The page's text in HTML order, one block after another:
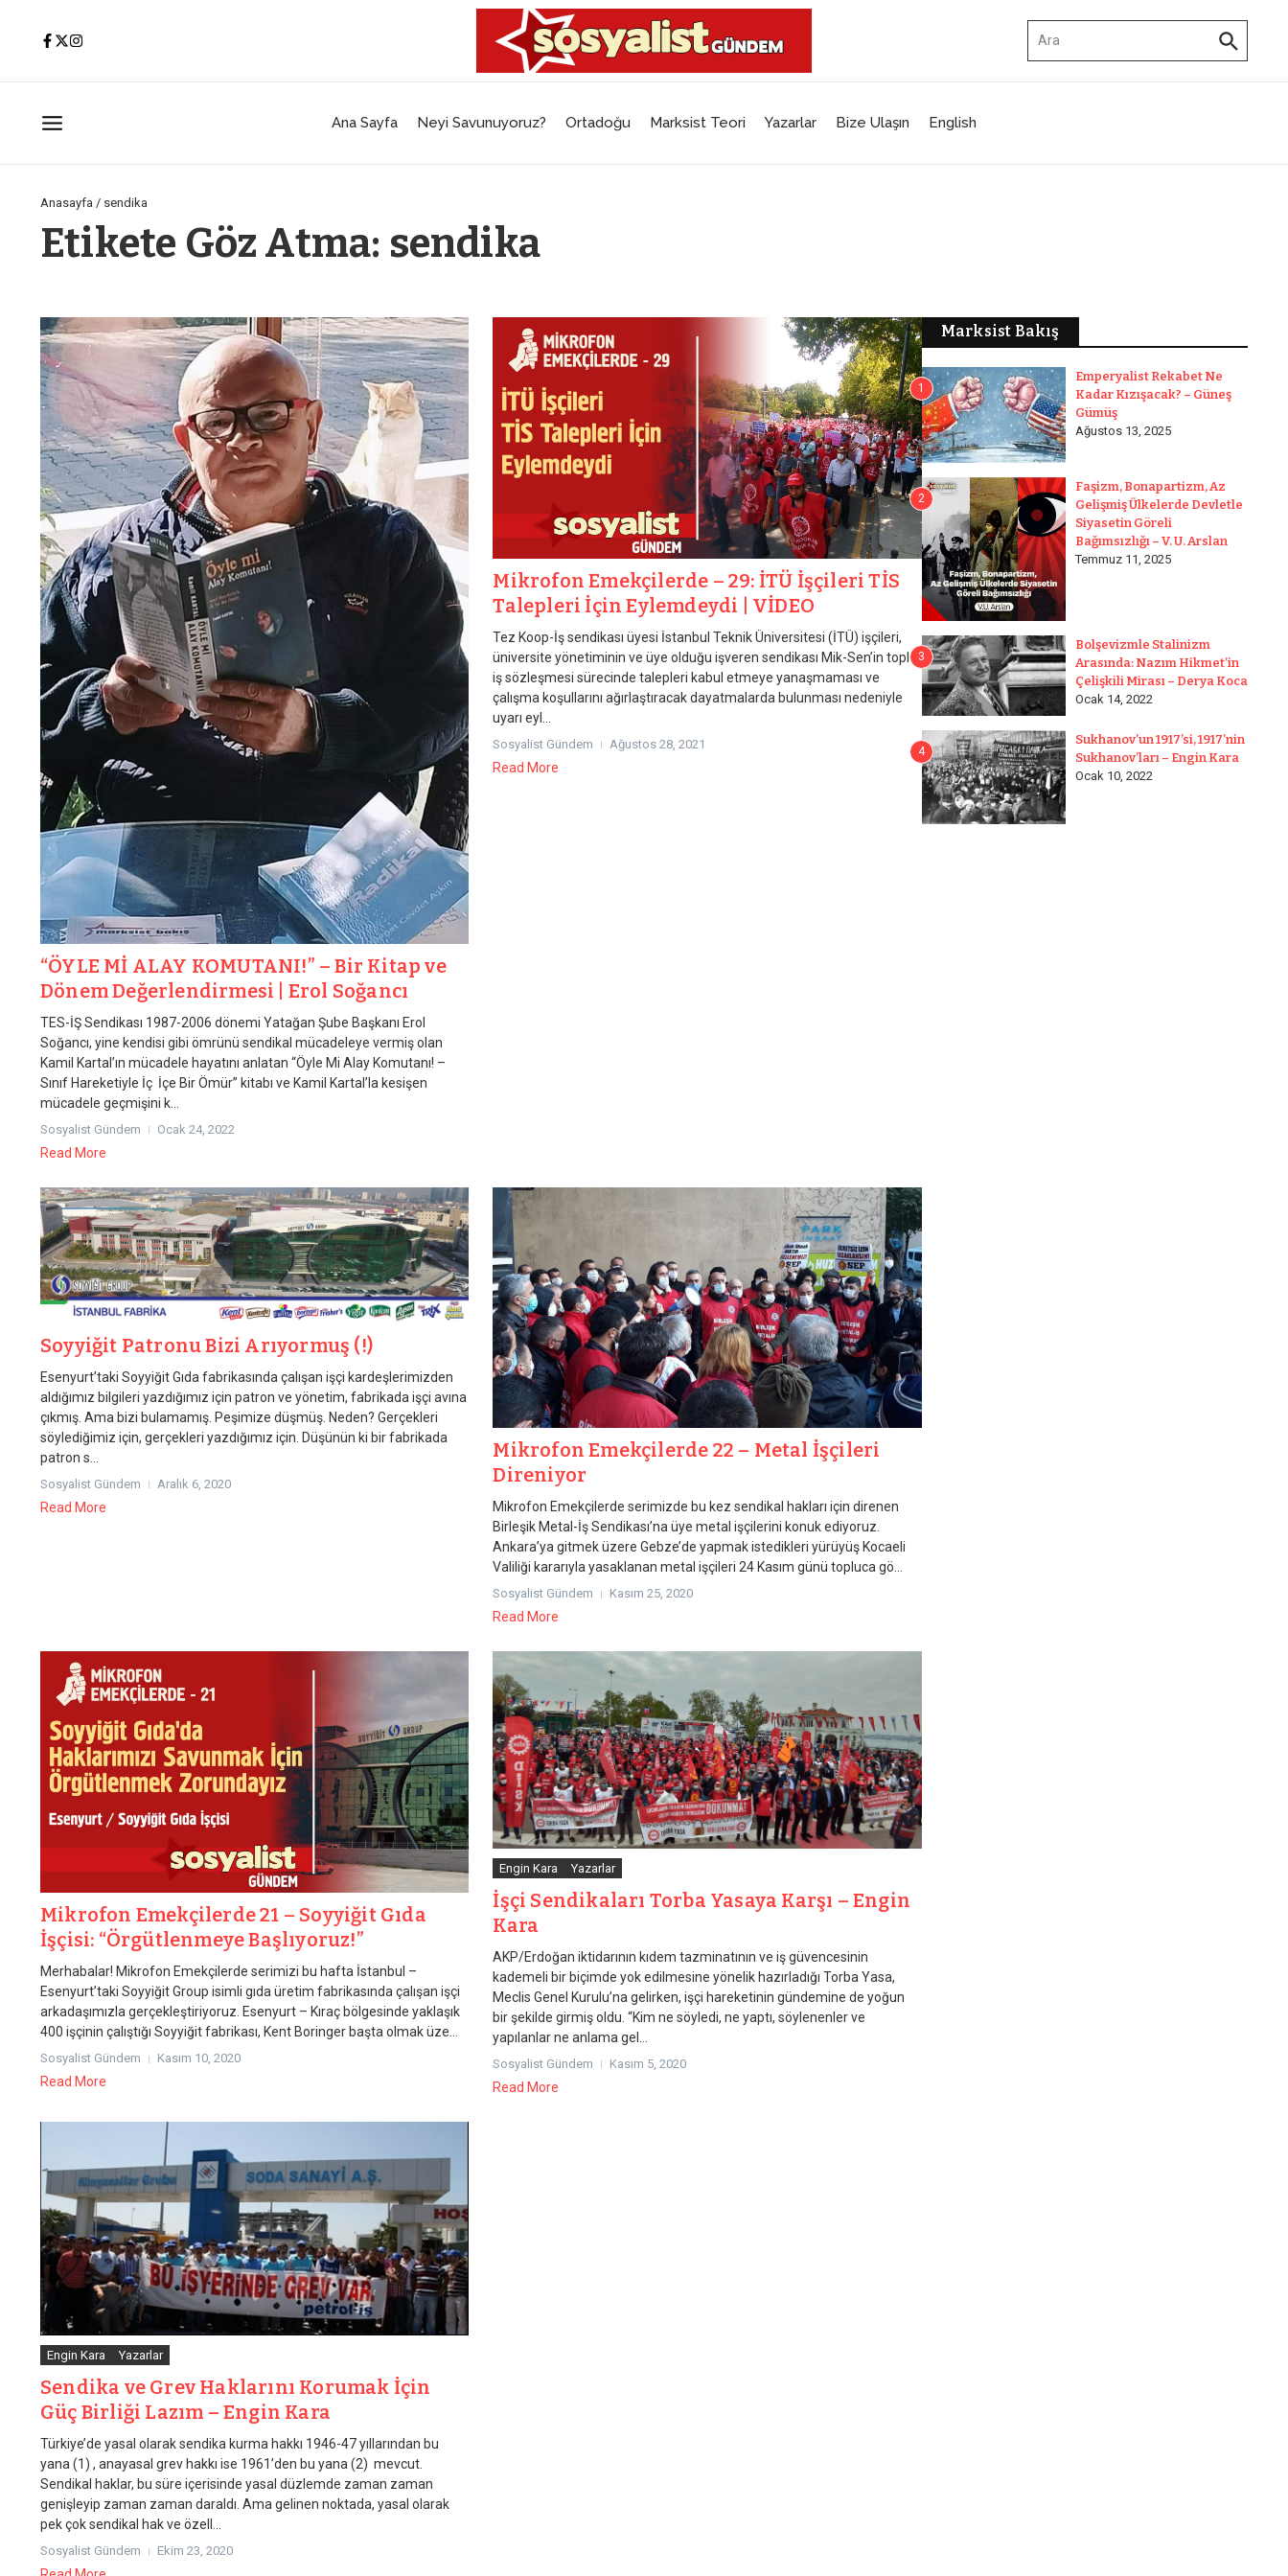
Ana Sayfa Neyi Savunuyoruz? Ortadoğu Marksist Teori Yazarlar Bize Ulaşın English
Anasayfa / sendika
Etikete Göz Atma: sendika
“ÖYLE Mİ ALAY KOMUTANI!” – Bir Kitap ve
Dönem Değerlendirmesi | Erol Soğancı
TES-İŞ Sendikası 1987-2006 dönemi Yatağan Şube Başkanı Erol
Soğancı, yine kendisi gibi ömrünü sendikal mücadeleye vermiş olan
Kamil Kartal’ın mücadele hayatını anlatan “Öyle Mi Alay Komutanı! –
Sınıf Hareketiyle İç İçe Bir Ömür” kitabı ve Kamil Kartal’la kesişen
mücadele geçmişini k...
Sosyalist Gündem Ocak 24, 2022
Read More
Mikrofon Emekçilerde – 29: İTÜ İşçileri TİS
Talepleri İçin Eylemdeydi | VİDEO
Tez Koop-İş sendikası üyesi İstanbul Teknik Üniversitesi (İTÜ) işçileri,
üniversite yönetiminin ve üye olduğu işveren sendikası Mik-Sen’in toplu
iş sözleşmesi sürecinde talepleri kabul etmeye yanaşmaması ve
çalışma koşullarını ağırlaştıracak dayatmalarda bulunması nedeniyle
uyarı eyl...
Sosyalist Gündem Ağustos 28, 2021
Read More
Soyyiğit Patronu Bizi Arıyormuş (!)
Esenyurt’taki Soyyiğit Gıda fabrikasında çalışan işçi kardeşlerimizden
aldığımız bilgileri yazdığımız için patron ve yönetim, fabrikada işçi avına
çıkmış. Ama bizi bulamamış. Peşimize düşmüş. Neden? Gerçekleri
söylediğimiz için, gerçekleri yazdığımız için. Düşünün ki bir fabrikada
patron s...
Sosyalist Gündem Aralık 6, 2020
Read More
Mikrofon Emekçilerde 22 – Metal İşçileri
Direniyor
Mikrofon Emekçilerde serimizde bu kez sendikal hakları için direnen
Birleşik Metal-İş Sendikası’na üye metal işçilerini konuk ediyoruz.
Ankara’ya gitmek üzere Gebze’de yapmak istedikleri yürüyüş Kocaeli
Valiliği kararıyla yasaklanan metal işçileri 24 Kasım günü topluca gö...
Sosyalist Gündem Kasım 25, 2020
Read More
Mikrofon Emekçilerde 21 – Soyyiğit Gıda
İşçisi: “Örgütlenmeye Başlıyoruz!”
Merhabalar! Mikrofon Emekçilerde serimizi bu hafta İstanbul –
Esenyurt’taki Soyyiğit Group isimli gıda üretim fabrikasında çalışan işçi
arkadaşımızla gerçekleştiriyoruz. Esenyurt – Kıraç bölgesinde yaklaşık
400 işçinin çalıştığı Soyyiğit fabrikası, Kent Boringer başta olmak üze...
Sosyalist Gündem Kasım 10, 2020
Read More
Engin Kara Yazarlar
İşçi Sendikaları Torba Yasaya Karşı – Engin
Kara
AKP/Erdoğan iktidarının kıdem tazminatının ve iş güvencesinin
kademeli bir biçimde yok edilmesine yönelik hazırladığı Torba Yasa,
Meclis Genel Kurulu’na gelirken, işçi hareketinin gündemine de yoğun
bir şekilde girmiş oldu. “Kim ne söyledi, ne yaptı, söylenenler ve
yapılanlar ne anlama gel...
Sosyalist Gündem Kasım 5, 2020
Read More
Engin Kara Yazarlar
Sendika ve Grev Haklarını Korumak İçin
Güç Birliği Lazım – Engin Kara
Türkiye’de yasal olarak sendika kurma hakkı 1946-47 yıllarından bu
yana (1) , anayasal grev hakkı ise 1961’den bu yana (2) mevcut.
Sendikal haklar, bu süre içerisinde yasal düzlemde zaman zaman
genişleyip zaman zaman daraldı. Ama gelinen noktada, yasal olarak
pek çok sendikal hak ve özell...
Sosyalist Gündem Ekim 23, 2020
Marksist Bakış
1
Emperyalist Rekabet Ne
Kadar Kızışacak? – Güneş
Gümüş
Ağustos 13, 2025
2
Faşizm, Bonapartizm, Az
Gelişmiş Ülkelerde Devletle
Siyasetin Göreli
Bağımsızlığı – V. U. Arslan
Temmuz 11, 2025
3
Bolşevizmle Stalinizm
Arasında: Nazım Hikmet’in
Çelişkili Mirası – Derya Koca
Ocak 14, 2022
4
Sukhanov’un 1917’si, 1917’nin
Sukhanov’ları – Engin Kara
Ocak 10, 2022